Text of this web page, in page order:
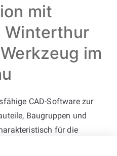
mit
Winterthur
im
CAD-Software zur
Baugruppen und
für die